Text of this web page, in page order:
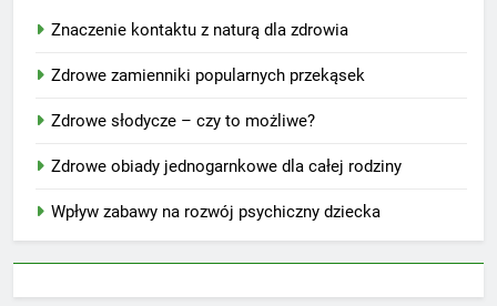
Znaczenie kontaktu z naturą dla zdrowia
Zdrowe zamienniki popularnych przekąsek
Zdrowe słodycze – czy to możliwe?
Zdrowe obiady jednogarnkowe dla całej rodziny
Wpływ zabawy na rozwój psychiczny dziecka